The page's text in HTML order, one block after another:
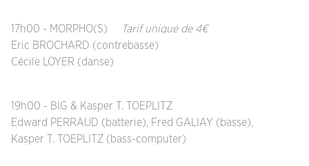
17h00 - MORPHO(S)
Tarif unique de 4€
Eric BROCHARD (contrebasse)
Cécile LOYER (danse)
19h00 - BIG & Kasper T. TOEPLITZ
Edward PERRAUD (batterie), Fred GALIAY (basse),
Kasper T. TOEPLITZ (bass-computer)